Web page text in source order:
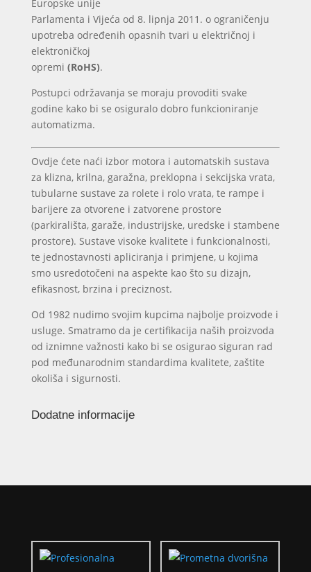
Europske unije
Parlamenta i Vijeća od 8. lipnja 2011. o ograničenju
upotreba određenih opasnih tvari u električnoj i
elektroničkoj
opremi (RoHS).
Postupci održavanja se moraju provoditi svake
godine kako bi se osiguralo dobro funkcioniranje
automatizma.
Ovdje ćete naći izbor motora i automatskih sustava
za klizna, krilna, garažna, preklopna i sekcijska vrata,
tubularne sustave za rolete i rolo vrata, te rampe i
barijere za otvorene i zatvorene prostore
(parkirališta, garaže, industrijske, uredske i stambene
prostore). Sustave visoke kvalitete i funkcionalnosti,
te jednostavnosti apliciranja i primjene, u kojima
smo usredotočeni na aspekte kao što su dizajn,
efikasnost, brzina i preciznost.
Od 1982 nudimo svojim kupcima najbolje proizvode i
usluge. Smatramo da je certifikacija naših proizvoda
od iznimne važnosti kako bi se osigurao siguran rad
pod međunarodnim standardima kvalitete, zaštite
okoliša i sigurnosti.
Dodatne informacije